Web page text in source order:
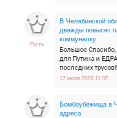
Гость
В Челябинской
дважды повысят
коммуналку
Большое Спасибо,
для Путина и
последних
17 июля 2026 11:37
Бомбоубежища в
адреса